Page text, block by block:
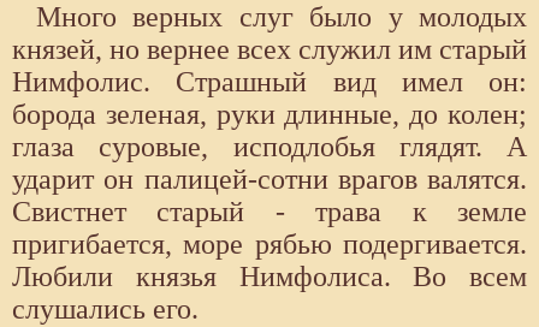
Много верных слуг было у молодых
князей, но вернее всех служил им старый
Нимфолис. Страшный вид имел он:
борода зеленая, руки длинные, до колен;
глаза суровые, исподлобья глядят. А
ударит он палицей-сотни врагов валятся.
Свистнет старый - трава к земле
пригибается, море рябью подергивается.
Любили князья Нимфолиса. Во всем
слушались его.